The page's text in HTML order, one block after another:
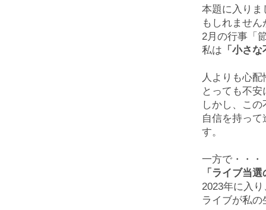
本題に入りま
もしれません
2月の行事「
私は 「小さ
人よりも心
とっても不
しかし、こ
自信を持っ
す。
一方で・・・
「ライブ当
2023年に入
ライブが私